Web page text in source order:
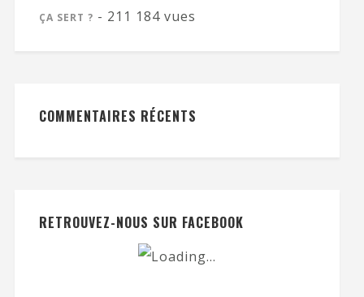
ÇA SERT ? - 211 184 vues
COMMENTAIRES RÉCENTS
RETROUVEZ-NOUS SUR FACEBOOK